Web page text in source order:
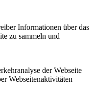
Informationen über das
zu sammeln und
der Webseite
Webseitenaktivitäten